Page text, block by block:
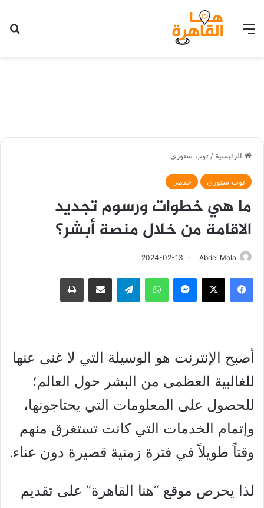
القائمة
الرئيسية / توب ستوري
توب ستوري خدمي
ما هي خطوات ورسوم تجديد
الاقامة من خلال منصة أبشر؟
Abdel Mola
2024-02-13
فيسبوك ‫X ماسنجر واتساب تيلقرام مشاركة عبر البريد طباعة
أصبح الإنترنت هو الوسيلة التي لا غنى عنها
للغالبية العظمى من البشر حول العالم؛
للحصول على المعلومات التي يحتاجونها،
وإتمام الخدمات التي كانت تستغرق منهم
وقتاً طويلاً في فترة زمنية قصيرة دون عناء.
لذا يحرص موقع “هنا القاهرة” على تقديم